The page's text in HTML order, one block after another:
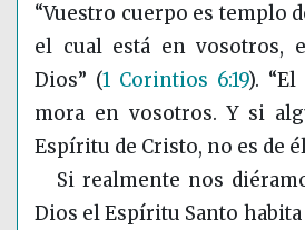
“Vuestro cuerpo es templo
el cual está en vosotros,
Dios” (1 Corintios 6:19).
mora en vosotros. Y si
Espíritu de Cristo, no es de
Si realmente nos
Dios el Espíritu Santo habita